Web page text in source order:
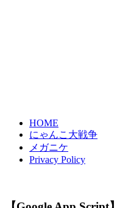
HOME
にゃんこ大戦争
メガニケ
Privacy Policy